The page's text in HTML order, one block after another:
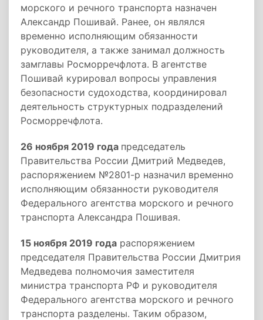
морского и речного транспорта назначен
Александр Пошивай. Ранее, он являлся
временно исполняющим обязанности
руководителя, а также занимал должность
замглавы Росморречфлота. В агентстве
Пошивай курировал вопросы управления
безопасности судоходства, координировал
деятельность структурных подразделений
Росморречфлота.
26 ноября 2019 года председатель
Правительства России Дмитрий Медведев,
распоряжением №2801-р назначил временно
исполняющим обязанности руководителя
Федерального агентства морского и речного
транспорта Александра Пошивая.
15 ноября 2019 года распоряжением
председателя Правительства России Дмитрия
Медведева полномочия заместителя
министра транспорта РФ и руководителя
Федерального агентства морского и речного
транспорта разделены. Таким образом,